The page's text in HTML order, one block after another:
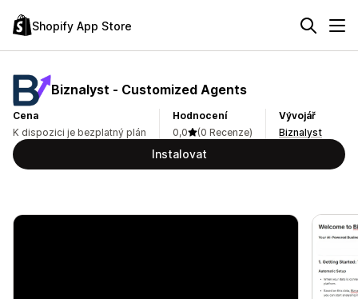
Shopify App Store
Biznalyst ‑ Customized Agents
Cena
K dispozici je bezplatný plán
Hodnocení
0,0
(0 Recenze)
Vývojář
Biznalyst
Instalovat